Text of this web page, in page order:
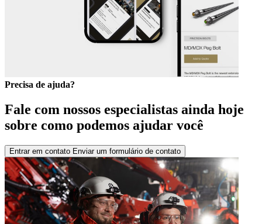
Precisa de ajuda?
Fale com nossos especialistas ainda hoje
sobre como podemos ajudar você
Entrar em contato Enviar um formulário de contato